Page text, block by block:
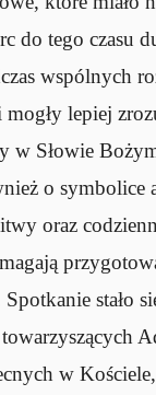
do tego czasu
wspólnych
lepiej
w Słowie
o symbolice
oraz
stało
w